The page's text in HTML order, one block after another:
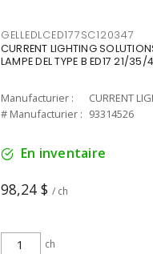
GELLEDLCED177SC120347
CURRENT LIGHTING
LAMPE DEL TYPE B ED17 21/
Manufacturier :
# Manufacturier : 93314526
En inventaire
98,24 $ / ch
ch